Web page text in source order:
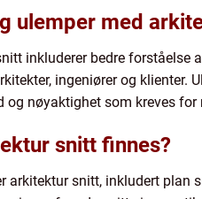
ulemper med
inkluderer bedre
ingeniører og klienter.
nøyaktighet som kreves
snitt finnes?
arkitektur snitt, inkludert